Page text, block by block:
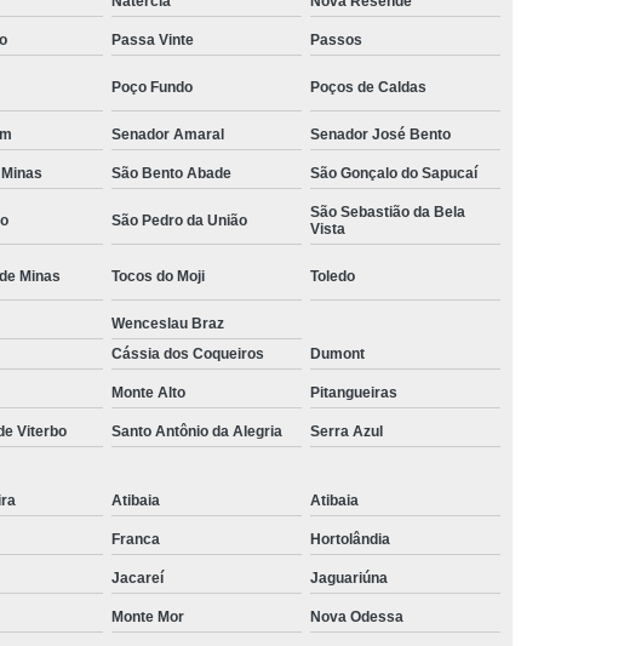
Longa Preço
Camisa Social Masculina Preço
Preço
Camisa Social Masculina Slim Preço
Preço
Social
Fábrica Camisa Social
Fábrica de Camisa Social
Fábrica de Camisa Social Masculina
Homem
Loja de Fábrica Camisa Social
Moda Masculina
Loja de Moda Masculina Online
Moda Masculina
Loja Moda Masculina Executivo
Masculina Social
Loja Virtual Moda Masculina
Atual Masculina
Moda Básica Masculina
Moda Jeans Masculina
Moda Masculina
Camisa Social
Moda Masculina Esporte Fino
Masculina Social
Moda Plus Size Masculina
Masculinas
Roupas Estilosas Masculinas
Passa Vinte Passos
Poço Fundo Poços de Caldas
Senador Amaral Senador José Bento
São Bento Abade São Gonçalo do Sapucaí
São Pedro da União
São Sebastião da Bela
Vista
Minas Tocos do Moji Toledo
Wenceslau Braz
Cássia dos Coqueiros Dumont
Monte Alto Pitangueiras
Viterbo Santo Antônio da Alegria Serra Azul
Atibaia Atibaia
Franca Hortolândia
Jacareí Jaguariúna
Monte Mor Nova Odessa